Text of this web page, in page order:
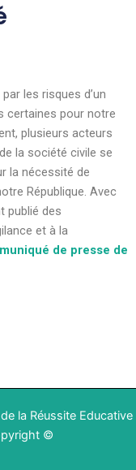
les risques d’un
certaines pour notre
plusieurs acteurs
la société civile se
la nécessité de
République. Avec
publié des
et à la
de presse de
la Réussite Educative
©